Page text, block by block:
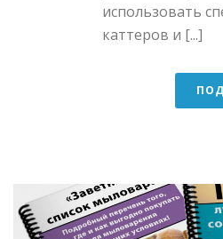
использовать
каттеров и [...]